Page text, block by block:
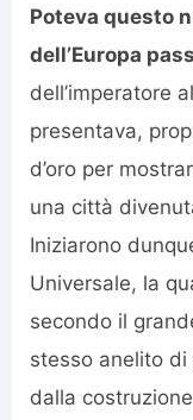
Poteva questo
dell’Europa
dell’imperatore
presentava,
d’oro per
una città
Iniziarono
Universale, la
secondo il
stesso anelito
dalla